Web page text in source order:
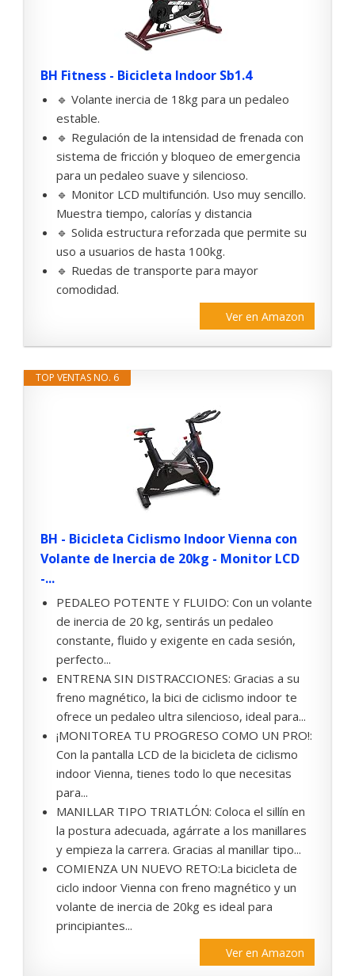
BH Fitness - Bicicleta Indoor Sb1.4
🔹 Volante inercia de 18kg para un pedaleo
estable.
🔹 Regulación de la intensidad de frenada con
sistema de fricción y bloqueo de emergencia
para un pedaleo suave y silencioso.
🔹 Monitor LCD multifunción. Uso muy sencillo.
Muestra tiempo, calorías y distancia
🔹 Solida estructura reforzada que permite su
uso a usuarios de hasta 100kg.
🔹 Ruedas de transporte para mayor
comodidad.
Ver en Amazon
TOP VENTAS NO. 6
BH - Bicicleta Ciclismo Indoor Vienna con
Volante de Inercia de 20kg - Monitor LCD
-...
PEDALEO POTENTE Y FLUIDO: Con un volante
de inercia de 20 kg, sentirás un pedaleo
constante, fluido y exigente en cada sesión,
perfecto...
ENTRENA SIN DISTRACCIONES: Gracias a su
freno magnético, la bici de ciclismo indoor te
ofrece un pedaleo ultra silencioso, ideal para...
¡MONITOREA TU PROGRESO COMO UN PRO!:
Con la pantalla LCD de la bicicleta de ciclismo
indoor Vienna, tienes todo lo que necesitas
para...
MANILLAR TIPO TRIATLÓN: Coloca el sillín en
la postura adecuada, agárrate a los manillares
y empieza la carrera. Gracias al manillar tipo...
COMIENZA UN NUEVO RETO:La bicicleta de
ciclo indoor Vienna con freno magnético y un
volante de inercia de 20kg es ideal para
principiantes...
Ver en Amazon